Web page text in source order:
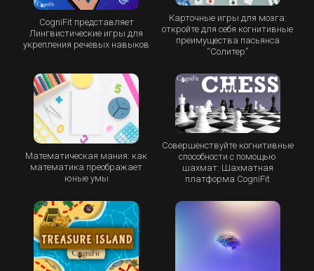
CogniFit представляет
Лингвистические игры для
укрепления речевых навыков
Карточные игры для мозга:
откройте для себя когнитивные
преимущества пасьянса
“Cолитер”
Математическая мания: как
математика преображает
юные умы
Совершенствуйте когнитивные
способности с помощью
шахмат: Шахматная
платформа CogniFit